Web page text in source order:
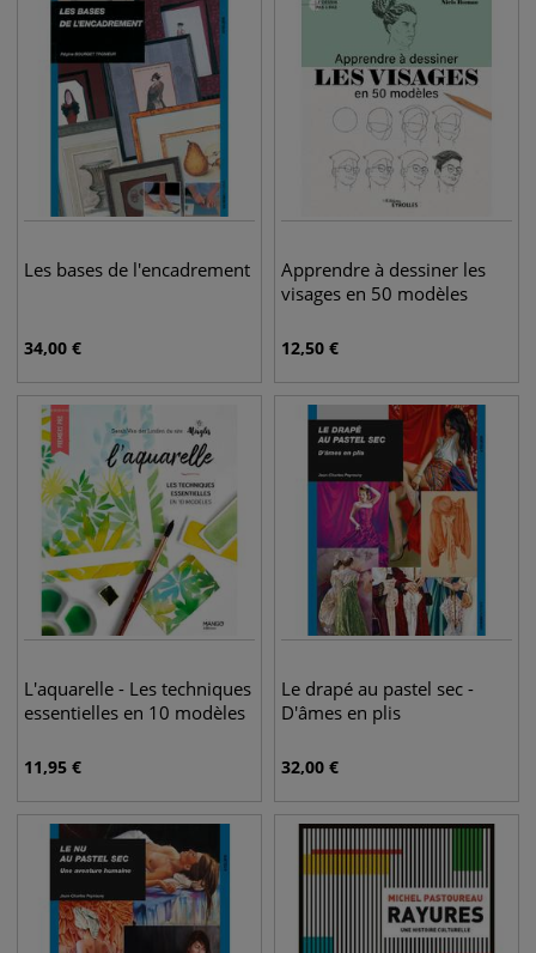
Les bases de l'encadrement
34,00 €
Apprendre à dessiner les
visages en 50 modèles
12,50 €
L'aquarelle - Les techniques
essentielles en 10 modèles
11,95 €
Le drapé au pastel sec -
D'âmes en plis
32,00 €